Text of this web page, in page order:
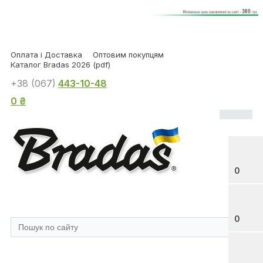
Оплата і Доставка
Оптовим покупцям
Каталог Bradas 2026 (pdf)
0
0
+38 (067) 443-10-48
0 ₴